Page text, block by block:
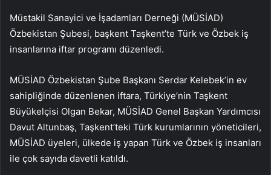
Müstakil Sanayici ve İşadamları Derneği (MÜSİAD)
Özbekistan Şubesi, başkent Taşkent’te Türk ve Özbek iş
insanlarına iftar programı düzenledi.
MÜSİAD Özbekistan Şube Başkanı Serdar Kelebek’in ev
sahipliğinde düzenlenen iftara, Türkiye’nin Taşkent
Büyükelçisi Olgan Bekar, MÜSİAD Genel Başkan Yardımcısı
Davut Altunbaş, Taşkent’teki Türk kurumlarının yöneticileri,
MÜSİAD üyeleri, ülkede iş yapan Türk ve Özbek iş insanları
ile çok sayıda davetli katıldı.